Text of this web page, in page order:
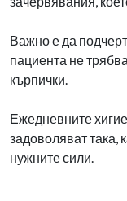
Важно е да
пациента не
кърпички.
Ежедневните
задоволяват така,
нужните сили.